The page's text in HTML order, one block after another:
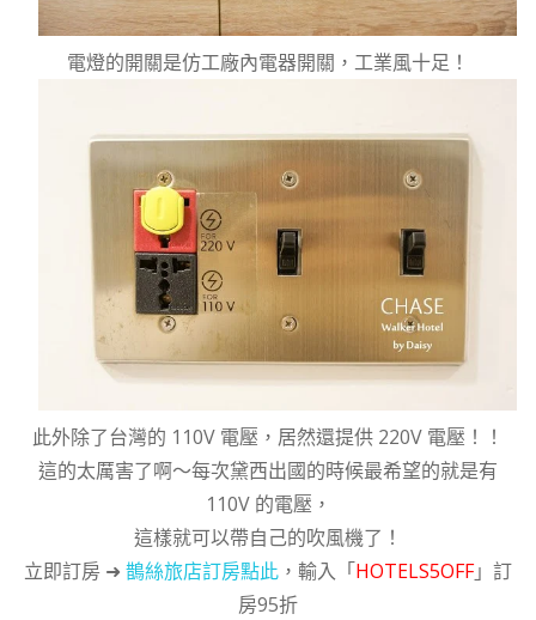
電燈的開關是仿工廠內電器開關，工業風十足！
此外除了台灣的 110V 電壓，居然還提供 220V 電壓！！
這的太厲害了啊～每次黛西出國的時候最希望的就是有
110V 的電壓，
這樣就可以帶自己的吹風機了！
立即訂房 ➜ 鵲絲旅店訂房點此 ，輸入「HOTELS5OFF」訂
房95折